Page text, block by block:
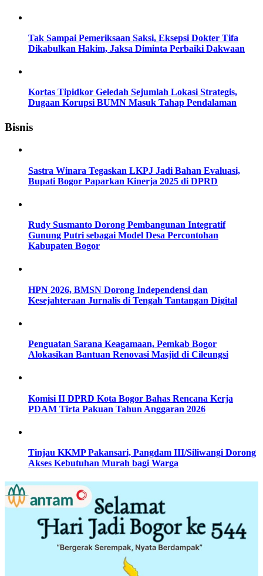
Tak Sampai Pemeriksaan Saksi, Eksepsi Dokter Tifa
Dikabulkan Hakim, Jaksa Diminta Perbaiki Dakwaan
Kortas Tipidkor Geledah Sejumlah Lokasi Strategis,
Dugaan Korupsi BUMN Masuk Tahap Pendalaman
Bisnis
Sastra Winara Tegaskan LKPJ Jadi Bahan Evaluasi,
Bupati Bogor Paparkan Kinerja 2025 di DPRD
Rudy Susmanto Dorong Pembangunan Integratif
Gunung Putri sebagai Model Desa Percontohan
Kabupaten Bogor
HPN 2026, BMSN Dorong Independensi dan
Kesejahteraan Jurnalis di Tengah Tantangan Digital
Penguatan Sarana Keagamaan, Pemkab Bogor
Alokasikan Bantuan Renovasi Masjid di Cileungsi
Komisi II DPRD Kota Bogor Bahas Rencana Kerja
PDAM Tirta Pakuan Tahun Anggaran 2026
Tinjau KKMP Pakansari, Pangdam III/Siliwangi Dorong
Akses Kebutuhan Murah bagi Warga